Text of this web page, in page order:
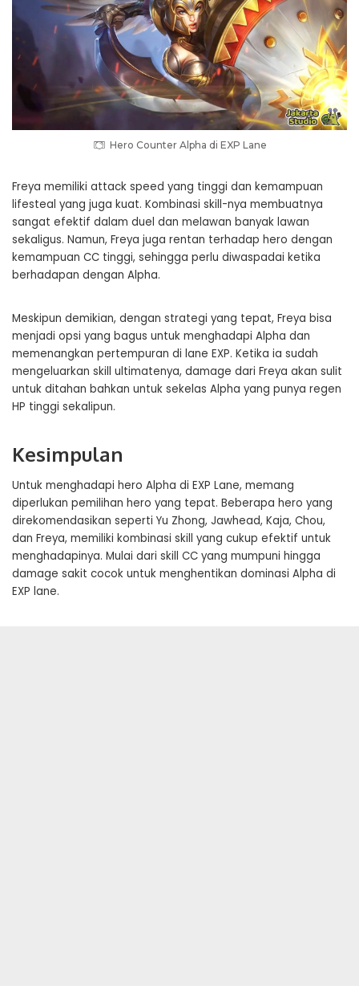
Hero Counter Alpha di EXP Lane
Freya memiliki attack speed yang tinggi dan kemampuan
lifesteal yang juga kuat. Kombinasi skill-nya membuatnya
sangat efektif dalam duel dan melawan banyak lawan
sekaligus. Namun, Freya juga rentan terhadap hero dengan
kemampuan CC tinggi, sehingga perlu diwaspadai ketika
berhadapan dengan Alpha.
Meskipun demikian, dengan strategi yang tepat, Freya bisa
menjadi opsi yang bagus untuk menghadapi Alpha dan
memenangkan pertempuran di lane EXP. Ketika ia sudah
mengeluarkan skill ultimatenya, damage dari Freya akan sulit
untuk ditahan bahkan untuk sekelas Alpha yang punya regen
HP tinggi sekalipun.
Kesimpulan
Untuk menghadapi hero Alpha di EXP Lane, memang
diperlukan pemilihan hero yang tepat. Beberapa hero yang
direkomendasikan seperti Yu Zhong, Jawhead, Kaja, Chou,
dan Freya, memiliki kombinasi skill yang cukup efektif untuk
menghadapinya. Mulai dari skill CC yang mumpuni hingga
damage sakit cocok untuk menghentikan dominasi Alpha di
EXP lane.